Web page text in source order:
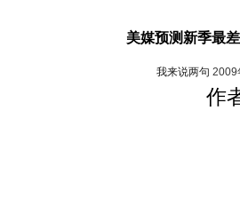
美媒预测新季最
我来说两句 2009
作